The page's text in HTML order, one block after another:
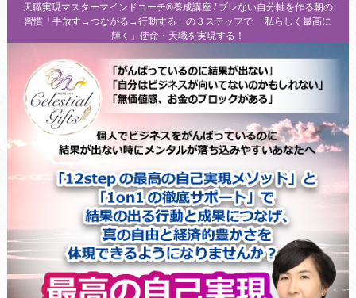
天職実現マスターマインドコーチ®養成講座 / ブレない自分軸を作る朝の
習慣「手放す→つながる→行動する」の３ステップで 「私らしく最高に
輝く」使命・天職を実現する！